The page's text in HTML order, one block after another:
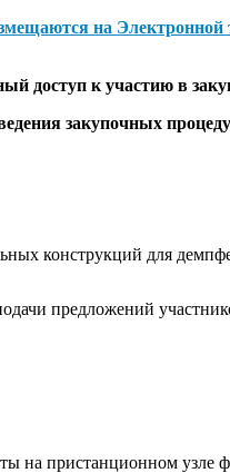
на
доступ к участию в
закупочных
конструкций для
предложений
на пристанционном